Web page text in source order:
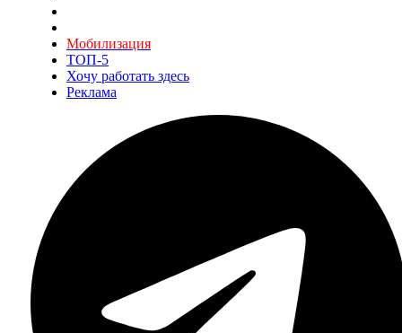
Мобилизация
ТОП-5
Хочу работать здесь
Реклама